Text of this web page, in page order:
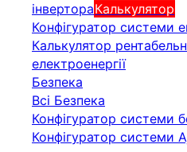
інвертораКалькулятор
Конфігуратор системи
Калькулятор
електроенергії
Безпека
Всі Безпека
Конфігуратор системи
Конфігуратор системи